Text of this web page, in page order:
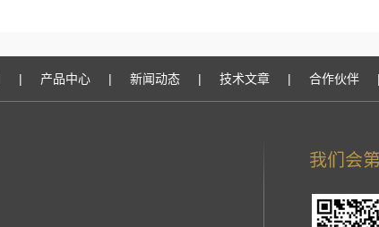
| 产品中心 | 新闻动态 | 技术文章 | 合作伙伴 |